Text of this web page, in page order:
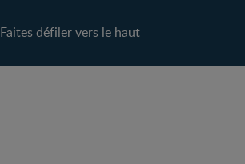
Faites défiler vers le haut